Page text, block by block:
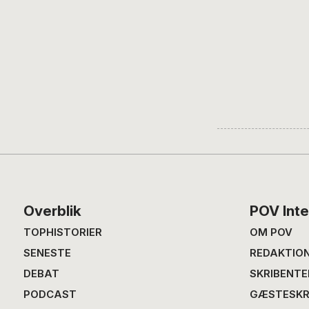
Footer
Overblik
TOPHISTORIER
SENESTE
DEBAT
PODCAST
POV
OM POV